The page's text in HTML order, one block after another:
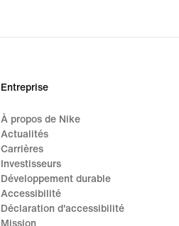
Entreprise
À propos de Nike
Actualités
Carrières
Investisseurs
Développement durable
Accessibilité
Déclaration d'accessibilité
Mission